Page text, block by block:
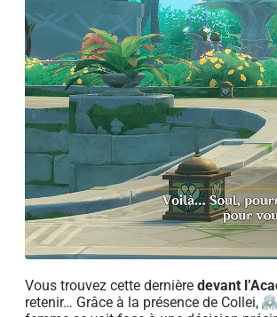
Vous trouvez cette dernière devant
retenir… Grâce à la présence de Collei,